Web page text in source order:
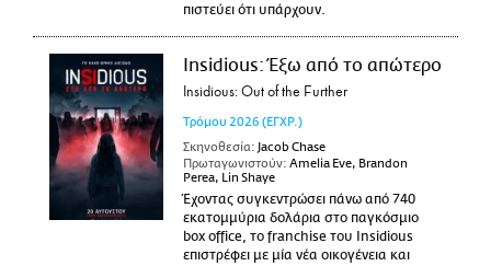
πιστεύει ότι υπάρχουν.
Insidious: Έξω από το απώτερο
Insidious: Out of the Further
Τρόμου 2026 (ΕΓΧΡ.)
Σκηνοθεσία: Jacob Chase
Πρωταγωνιστούν: Amelia Eve, Brandon
Perea, Lin Shaye
Έχοντας συγκεντρώσει πάνω από 740
εκατομμύρια δολάρια στο παγκόσμιο
box office, το franchise του Insidious
επιστρέφει με μία νέα οικογένεια και